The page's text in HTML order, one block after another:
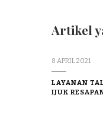
Artikel
8 APRIL 2021
LAYANAN
IJUK